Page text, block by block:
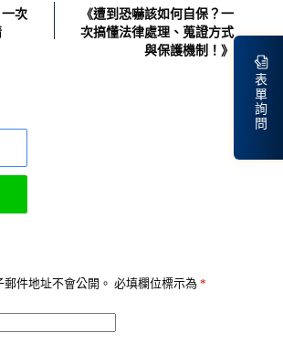
表
單
詢
問
一次
《遭到恐嚇該如何自保？一
次搞懂法律處理、蒐證方式
與保護機制！》
件地址不會公開。 必填欄位標示為 *